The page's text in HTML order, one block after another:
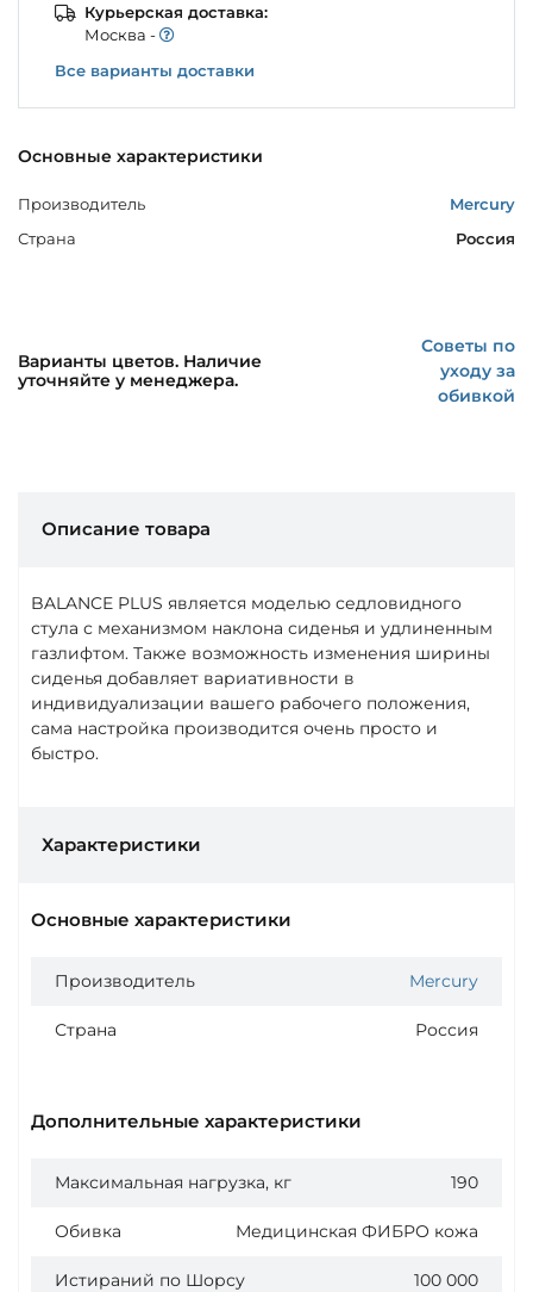
Основные характеристики
Производитель
Mercury
Страна
Россия
Курьерская доставка:
Моcква -
Все варианты доставки
Варианты цветов. Наличие
уточняйте у менеджера.
Советы по
уходу за
обивкой
Описание товара
BALANCE PLUS является моделью седловидного
стула с механизмом наклона сиденья и удлиненным
газлифтом. Также возможность изменения ширины
сиденья добавляет вариативности в
индивидуализации вашего рабочего положения,
сама настройка производится очень просто и
быстро.
Характеристики
Основные характеристики
Производитель Mercury
Страна Россия
Дополнительные характеристики
Максимальная нагрузка, кг 190
Обивка Медицинская ФИБРО кожа
Истираний по Шорсу 100 000